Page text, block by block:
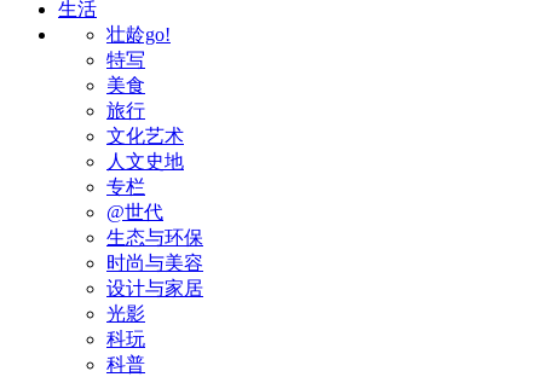
生活
壮龄go!
特写
美食
旅行
文化艺术
人文史地
专栏
@世代
生态与环保
时尚与美容
设计与家居
光影
科玩
科普